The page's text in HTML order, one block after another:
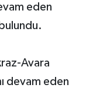
eden
Avara
devam eden